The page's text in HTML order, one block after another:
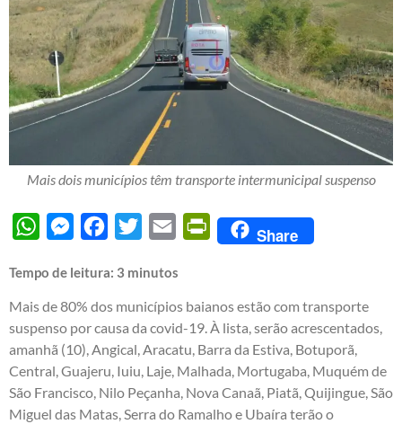
Mais dois municípios têm transporte intermunicipal suspenso
WhatsAppMessengerFacebook
Twitter Email PrintFriendly
Share
Tempo de leitura: 3 minutos
Mais de 80% dos municípios baianos estão com transporte
suspenso por causa da covid-19. À lista, serão acrescentados,
amanhã (10), Angical, Aracatu, Barra da Estiva, Botuporã,
Central, Guajeru, Iuiu, Laje, Malhada, Mortugaba, Muquém de
São Francisco, Nilo Peçanha, Nova Canaã, Piatã, Quijingue, São
Miguel das Matas, Serra do Ramalho e Ubaíra terão o